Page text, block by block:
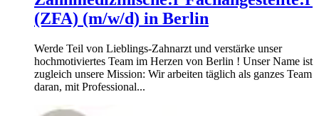
(ZFA) (m/w/d) in Berlin
Werde Teil von Lieblings-Zahnarzt und verstärke unser
hochmotiviertes Team im Herzen von Berlin ! Unser Name ist
zugleich unsere Mission: Wir arbeiten täglich als ganzes Team
daran, mit Professional...